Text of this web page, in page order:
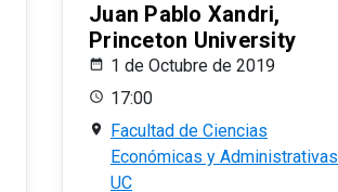
Juan Pablo Xandri,
Princeton University
1 de Octubre de 2019
17:00
Facultad de Ciencias
Económicas y Administrativas
UC